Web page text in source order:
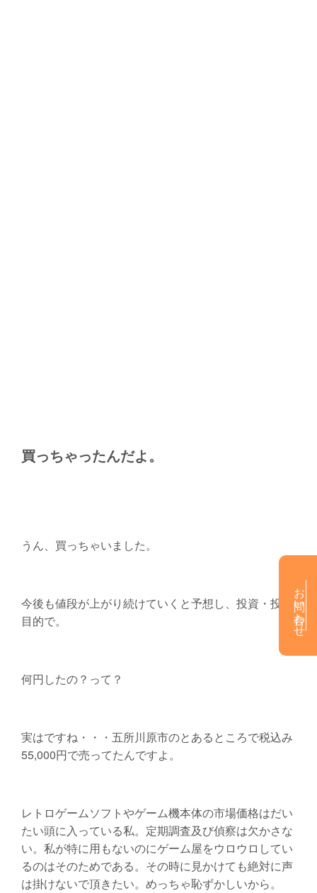
買っちゃったんだよ。
うん、買っちゃいました。
今後も値段が上がり続けていくと予想し、投資・投機
目的で。
何円したの？って？
実はですね・・・五所川原市のとあるところで税込み
55,000円で売ってたんですよ。
レトロゲームソフトやゲーム機本体の市場価格はだい
たい頭に入っている私。定期調査及び偵察は欠かさな
い。私が特に用もないのにゲーム屋をウロウロしてい
るのはそのためである。その時に見かけても絶対に声
は掛けないで頂きたい。めっちゃ恥ずかしいから。
お問い合わせ